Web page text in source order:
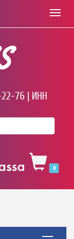
76 | ИНН
0